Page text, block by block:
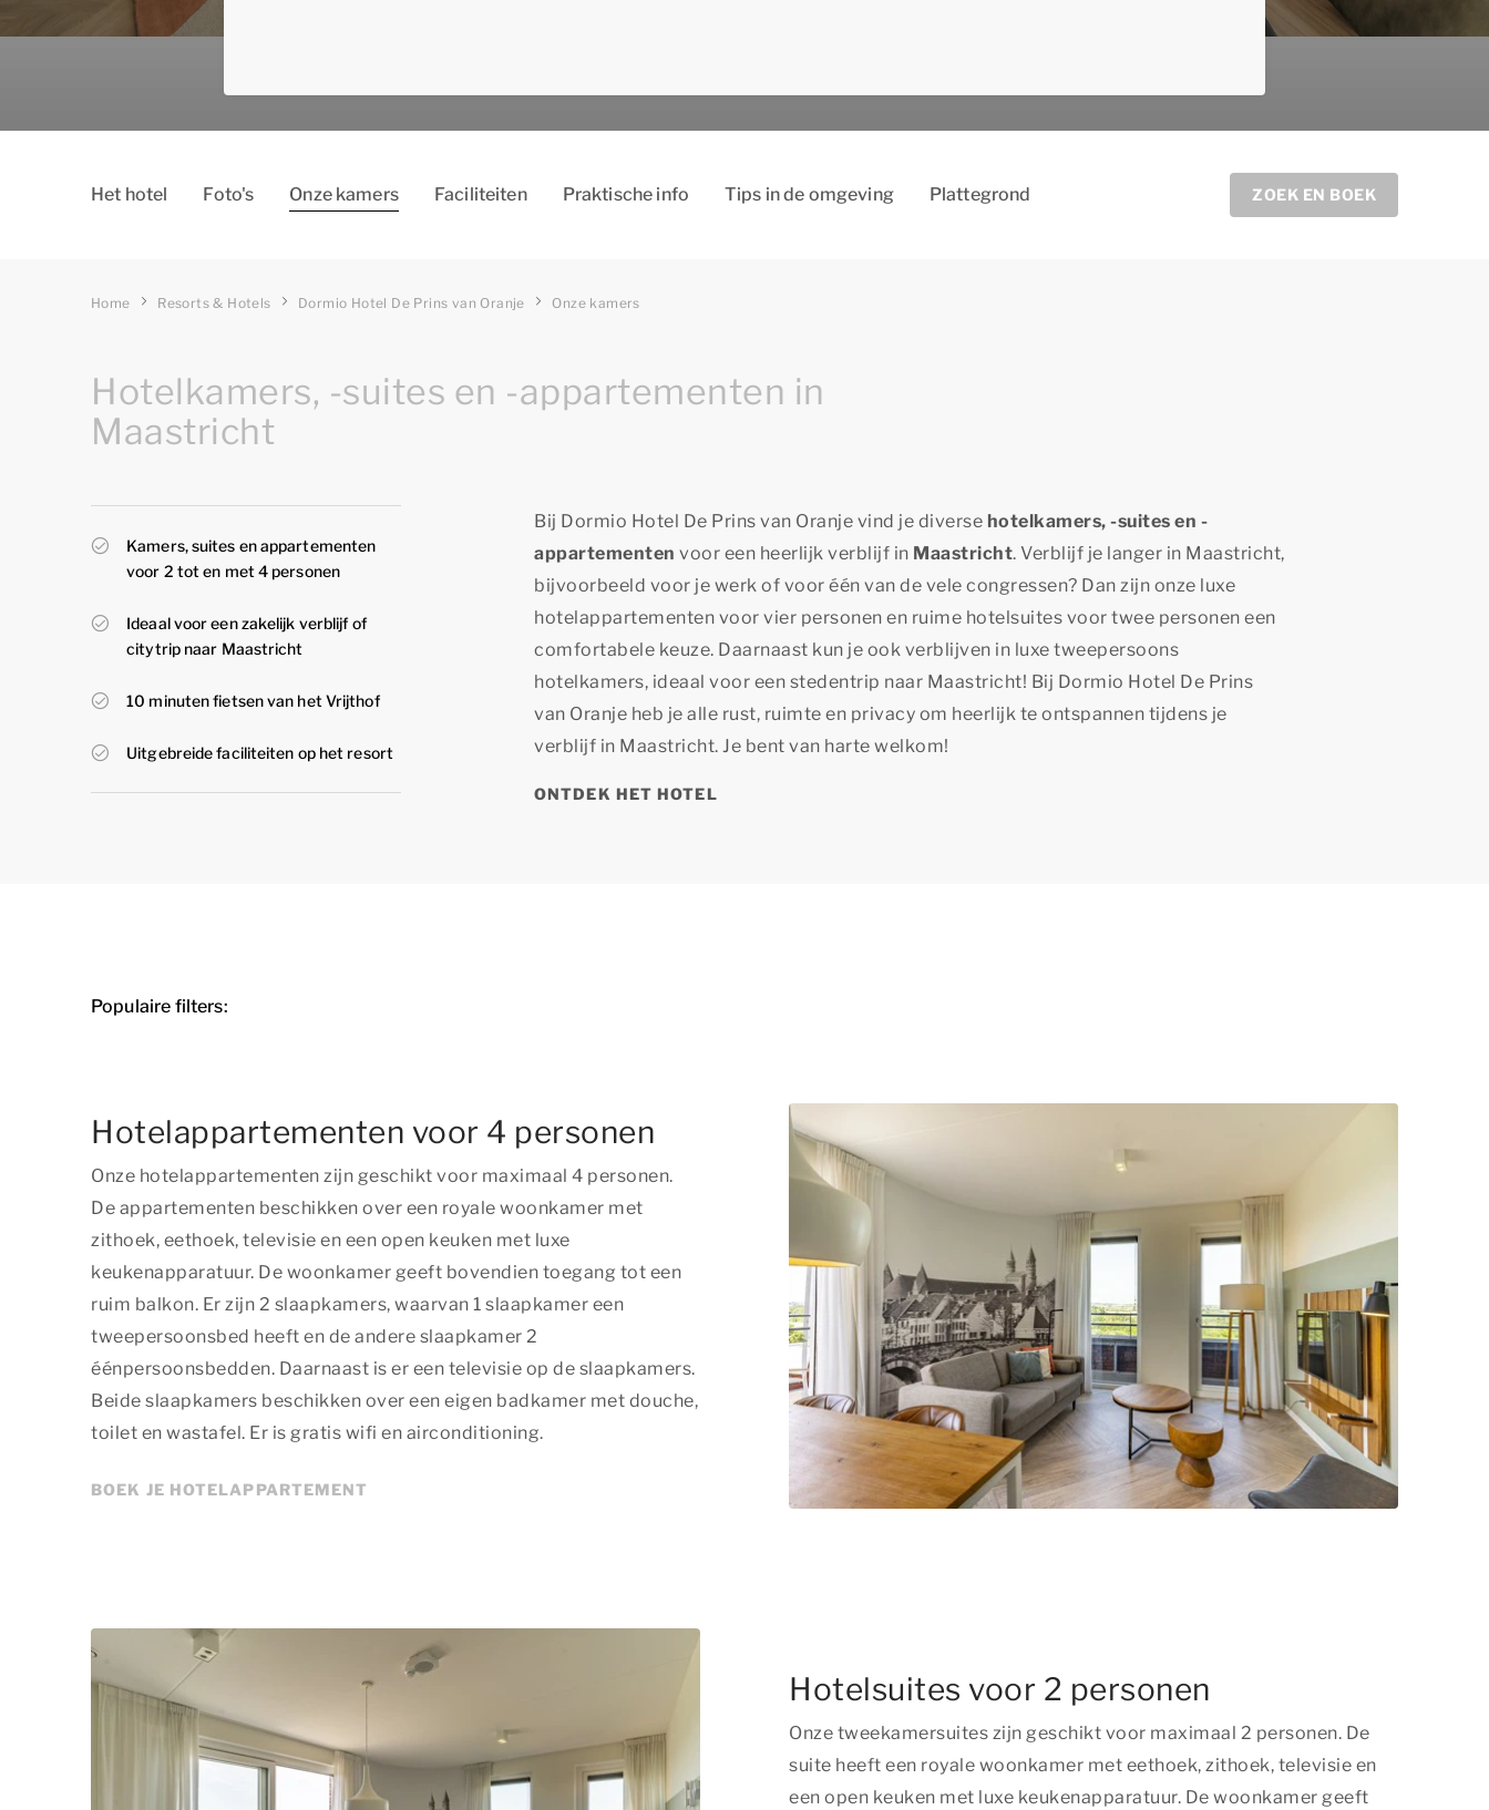
Het hotel Foto's Onze kamers Faciliteiten Praktische info Tips in de omgeving Plattegrond ZOEK EN BOEK
Home Resorts & Hotels Dormio Hotel De Prins van Oranje Onze kamers
Hotelkamers, -suites en -appartementen in
Maastricht
Kamers, suites en appartementen
voor 2 tot en met 4 personen
Ideaal voor een zakelijk verblijf of
citytrip naar Maastricht
10 minuten fietsen van het Vrijthof
Uitgebreide faciliteiten op het resort
Bij Dormio Hotel De Prins van Oranje vind je diverse hotelkamers, -suites en -
appartementen voor een heerlijk verblijf in Maastricht. Verblijf je langer in Maastricht,
bijvoorbeeld voor je werk of voor één van de vele congressen? Dan zijn onze luxe
hotelappartementen voor vier personen en ruime hotelsuites voor twee personen een
comfortabele keuze. Daarnaast kun je ook verblijven in luxe tweepersoons
hotelkamers, ideaal voor een stedentrip naar Maastricht! Bij Dormio Hotel De Prins
van Oranje heb je alle rust, ruimte en privacy om heerlijk te ontspannen tijdens je
verblijf in Maastricht. Je bent van harte welkom!
ONTDEK HET HOTEL
Populaire filters:
Hotelappartementen voor 4 personen
Onze hotelappartementen zijn geschikt voor maximaal 4 personen.
De appartementen beschikken over een royale woonkamer met
zithoek, eethoek, televisie en een open keuken met luxe
keukenapparatuur. De woonkamer geeft bovendien toegang tot een
ruim balkon. Er zijn 2 slaapkamers, waarvan 1 slaapkamer een
tweepersoonsbed heeft en de andere slaapkamer 2
éénpersoonsbedden. Daarnaast is er een televisie op de slaapkamers.
Beide slaapkamers beschikken over een eigen badkamer met douche,
toilet en wastafel. Er is gratis wifi en airconditioning.
BOEK JE HOTELAPPARTEMENT
Hotelsuites voor 2 personen
Onze tweekamersuites zijn geschikt voor maximaal 2 personen. De
suite heeft een royale woonkamer met eethoek, zithoek, televisie en
een open keuken met luxe keukenapparatuur. De woonkamer geeft